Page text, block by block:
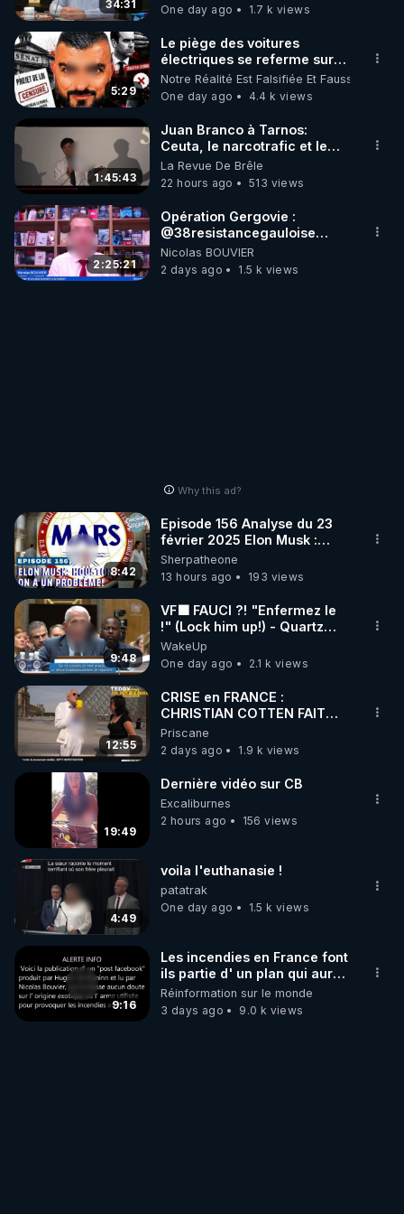
12:30 – Mini auto-évaluation : où en est votre
15:20 – Comment bâtir un plan cohérent et
17:10
19:00 – Conclusion : « Le foie n’existe que dans ses
relations »
-------------
▶ Facebook RGNR :
https://www.facebook.com/thierry.rgnr/
▶ Instagram RGNR :
https://www.instagram.com/stories/thierrycasasnov
https://www.youtube.com/watch?v=I7iWBIUOkgg
34:31
One day ago
1.7 k views
5:29
Le piège des voitures
électriques se referme sur
les usagers !
Notre Réalité Est Falsifiée Et Fausse
One day ago
4.4 k views
1:45:43
Juan Branco à Tarnos:
Ceuta, le narcotrafic et le
pouvoir en France
La Revue De Brêle
22 hours ago
513 views
2:25:21
Opération Gergovie :
‪@38resistancegauloise‬
‪@MarionSigautOfficiel‬
‪@gladysriifard5710‬ Laëtitia
Nicolas BOUVIER
2 days ago
1.5 k views
Why this ad?
8:42
Episode 156 Analyse du 23
février 2025 Elon Musk :
Houston , on a un problème !
Sherpatheone
13 hours ago
193 views
9:48
VF🟩 FAUCI ?! "Enfermez le
!" (Lock him up!) - Quartz
Traduction
WakeUp
One day ago
2.1 k views
12:55
CRISE en FRANCE :
CHRISTIAN COTTEN FAIT
une étrange découverte
Priscane
2 days ago
1.9 k views
19:49
Dernière vidéo sur CB
Excaliburnes
2 hours ago
156 views
4:49
voila l'euthanasie !
patatrak
One day ago
1.5 k views
9:16
Les incendies en France font
ils partie d' un plan qui aurait
débuté le 11 septembre 2001
?
Réinformation sur le monde
3 days ago
9.0 k views